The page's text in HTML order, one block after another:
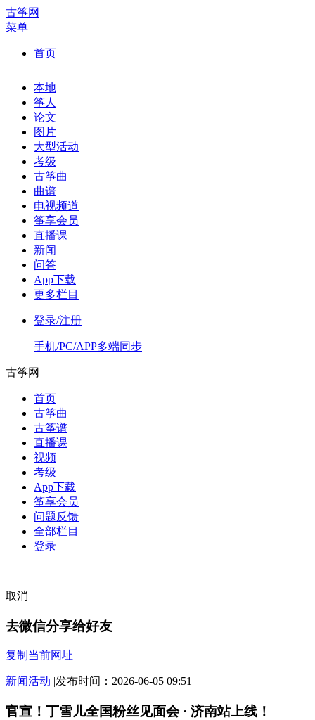
古筝网
菜单
首页
本地
筝人
论文
图片
大型活动
考级
古筝曲
曲谱
电视频道
筝享会员
直播课
新闻
问答
App下载
更多栏目
登录/注册
手机/PC/APP多端同步
古筝网
首页
古筝曲
古筝谱
直播课
视频
考级
App下载
筝享会员
问题反馈
全部栏目
登录
取消
去微信分享给好友
复制当前网址
新闻活动 |发布时间：2026-06-05 09:51
官宣！丁雪儿全国粉丝见面会 · 济南站上线！